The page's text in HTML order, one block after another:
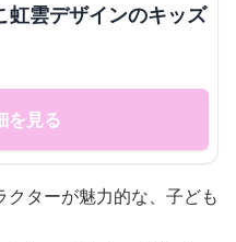
雲デザインのキッズ
を見る
ターが魅力的な、子ども